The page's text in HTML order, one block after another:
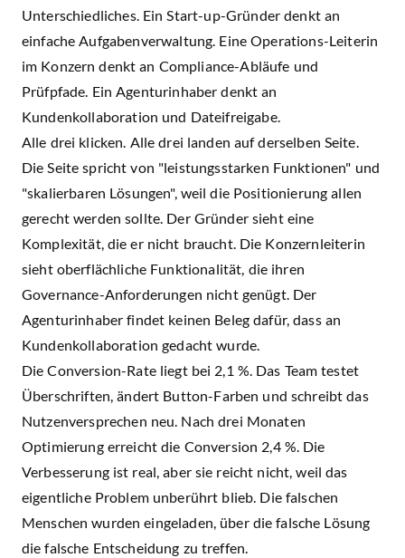
Unterschiedliches. Ein Start-up-Gründer denkt an
einfache Aufgabenverwaltung. Eine Operations-Leiterin
im Konzern denkt an Compliance-Abläufe und
Prüfpfade. Ein Agenturinhaber denkt an
Kundenkollaboration und Dateifreigabe.
Alle drei klicken. Alle drei landen auf derselben Seite.
Die Seite spricht von "leistungsstarken Funktionen" und
"skalierbaren Lösungen", weil die Positionierung allen
gerecht werden sollte. Der Gründer sieht eine
Komplexität, die er nicht braucht. Die Konzernleiterin
sieht oberflächliche Funktionalität, die ihren
Governance-Anforderungen nicht genügt. Der
Agenturinhaber findet keinen Beleg dafür, dass an
Kundenkollaboration gedacht wurde.
Die Conversion-Rate liegt bei 2,1 %. Das Team testet
Überschriften, ändert Button-Farben und schreibt das
Nutzenversprechen neu. Nach drei Monaten
Optimierung erreicht die Conversion 2,4 %. Die
Verbesserung ist real, aber sie reicht nicht, weil das
eigentliche Problem unberührt blieb. Die falschen
Menschen wurden eingeladen, über die falsche Lösung
die falsche Entscheidung zu treffen.